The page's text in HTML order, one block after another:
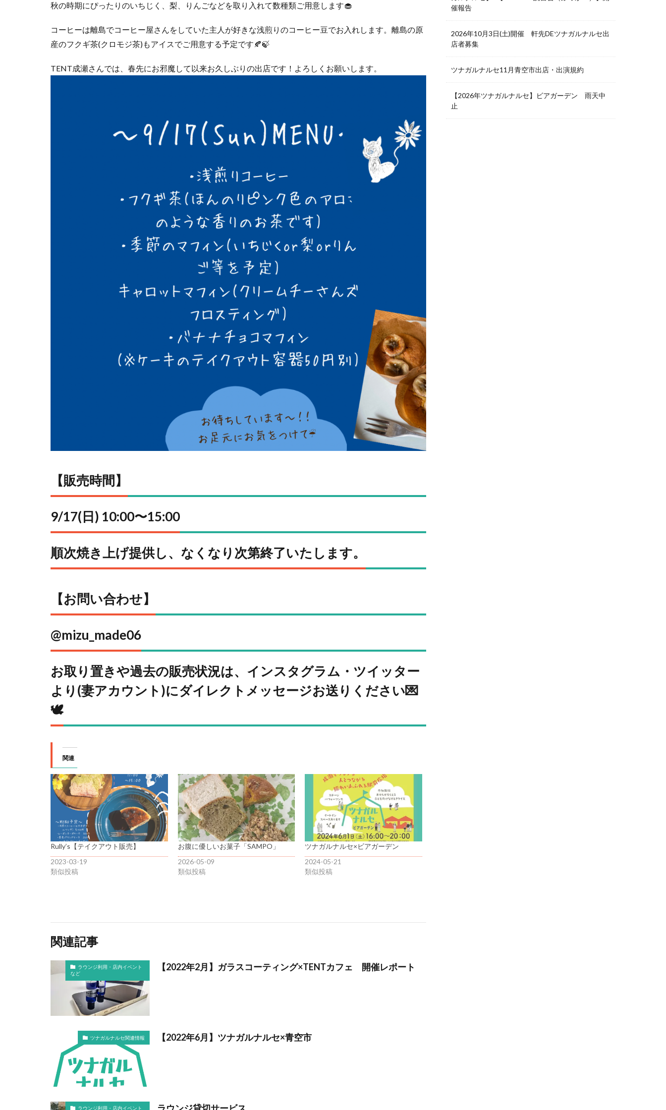
秋の時期にぴったりのいちじく、梨、りんごなどを取り入れて数種類ご用意します🧁
コーヒーは離島でコーヒー屋さんをしていた主人が好きな浅煎りのコーヒー豆でお入れします。離島の原
産のフクギ茶(クロモジ茶)もアイスでご用意する予定です🍂🍃
TENT成瀬さんでは、春先にお邪魔して以来お久しぶりの出店です！よろしくお願いします。
【販売時間】
9/17(日) 10:00〜15:00
順次焼き上げ提供し、なくなり次第終了いたします。
【お問い合わせ】
@mizu_made06
お取り置きや過去の販売状況は、インスタグラム・ツイッター
より(妻アカウント)にダイレクトメッセージお送りください💌
🕊
関連
Rully’s【テイクアウト販売】
2023-03-19
類似投稿
お腹に優しいお菓子「SAMPO」
2026-05-09
類似投稿
ツナガルナルセ×ビアガーデン
2024-05-21
類似投稿
関連記事
ラウンジ利用・店内イベント
など
【2022年2月】ガラスコーティング×TENTカフェ 開催レポート
ツナガルナルセ関連情報 【2022年6月】ツナガルナルセ×青空市
ラウンジ利用・店内イベント ラウンジ貸切サービス
催報告
2026年10月3日(土)開催 軒先DEツナガルナルセ出
店者募集
ツナガルナルセ11月青空市出店・出演規約
【2026年ツナガルナルセ】ビアガーデン 雨天中
止